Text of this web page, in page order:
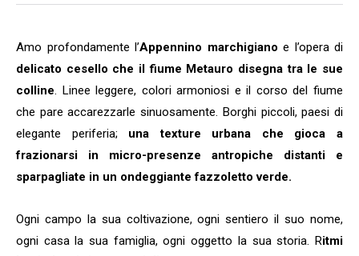
Amo profondamente l’Appennino marchigiano e l’opera di
delicato cesello che il fiume Metauro disegna tra le sue
colline. Linee leggere, colori armoniosi e il corso del fiume
che pare accarezzarle sinuosamente. Borghi piccoli, paesi di
elegante periferia; una texture urbana che gioca a
frazionarsi in micro-presenze antropiche distanti e
sparpagliate in un ondeggiante fazzoletto verde.
Ogni campo la sua coltivazione, ogni sentiero il suo nome,
ogni casa la sua famiglia, ogni oggetto la sua storia. Ritmi